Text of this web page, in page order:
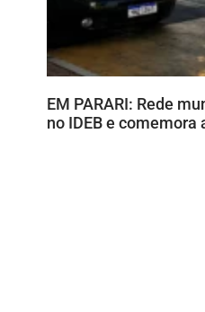
EM PARARI: Rede
no IDEB e comemora